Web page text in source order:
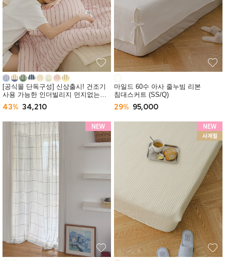
[공식몰 단독구성] 신상출시! 건조기
사용 가능한 인더빌리지 먼지없는
사계절 차렵이불 (SS/Q) -10컬러
43% 34,210
마일드 60수 아사 줄누빔 리본
침대스커트 (SS/Q)
29% 95,000